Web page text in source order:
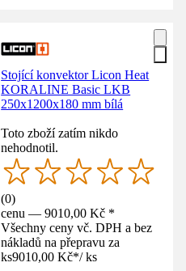
Stojící konvektor Licon Heat
KORALINE Basic LKB
250x1200x180 mm bílá
Toto zboží zatím nikdo
nehodnotil.
(0)
cenu — 9010,00 Kč *
Všechny ceny vč. DPH a bez
nákladů na přepravu za
ks9010,00 Kč*/ ks